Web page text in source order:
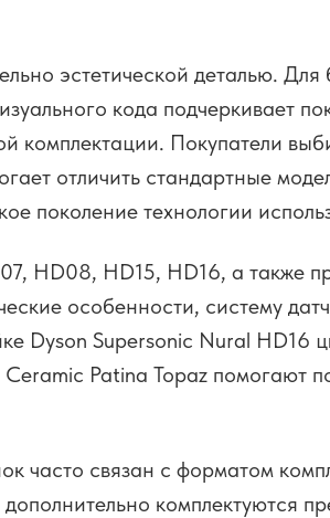
эстетической деталью.
кода подчеркивает
комплектации. Покупатели
отличить стандартные
поколение технологии
HD08, HD15, HD16, а также
особенности, систему
Dyson Supersonic Nural HD16
Patina Topaz помогают
часто связан с форматом
комплектуются